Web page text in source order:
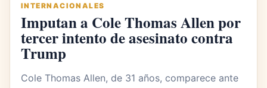
INTERNACIONALES
Imputan a Cole Thomas Allen por
tercer intento de asesinato contra
Trump
Cole Thomas Allen, de 31 años, comparece ante